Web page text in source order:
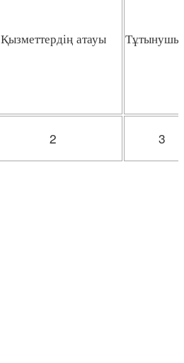
Қызметтердің атауы
2 3